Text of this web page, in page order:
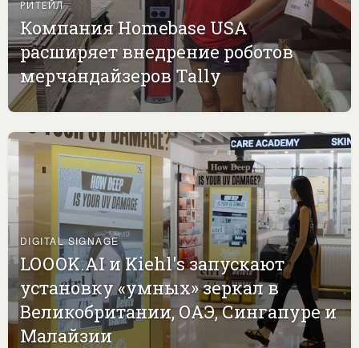
РИТЕЙЛ
Компания Homebase USA
расширяет внедрение роботов
мерчандайзеров Tally
DIGITAL SIGNAGE
LOOOK.AI и Kiehl's запускают
установку «умных» зеркал в
Великобритании, ОАЭ, Сингапуре и
Малайзии